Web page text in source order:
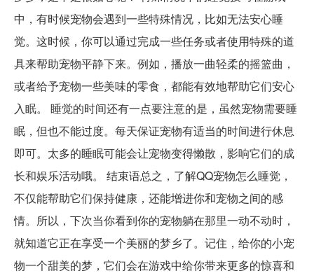
中，有时候宠物会遇到一些特殊情况，比如无法安心睡
觉。这时候，你可以通过完成一些任务或者使用特殊的道
具来帮助宠物平静下来。例如，播放一曲轻柔的摇篮曲，
或者给予宠物一些美味的零食，都能有效地帮助它们安心
入眠。 睡觉的时间还有一点要注意的是，虽然宠物需要睡
眠，但也不能过度。每天保证宠物有适当的时间进行休息
即可。太多的睡眠可能会让宠物变得懒散，影响它们的成
长和娱乐活动哦。 结束语总之，了解QQ宠物怎么睡觉，
不仅能帮助它们保持健康，还能增进你和宠物之间的感
情。所以，下次当你看到你的宠物躺在那里一动不动时，
就知道它正在享受一个美丽的梦乡了。记住，给你的小宠
物一个甜美的梦，它们会在游戏中给你带来更多的惊喜和